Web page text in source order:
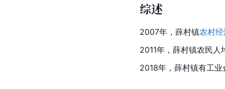
综述
2007年，薛村镇农村
2011年，薛村镇农民人
2018年，薛村镇有工